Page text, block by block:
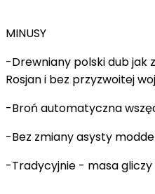
MINUSY
-Drewniany polski dub jak
Rosjan i bez przyzwoitej
-Broń automatyczna
-Bez zmiany asysty
-Tradycyjnie - masa gliczy